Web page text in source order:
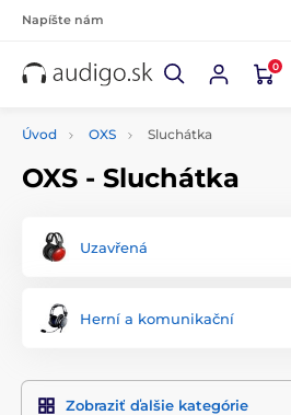
Napíšte nám
0
Úvod OXS Sluchátka
OXS - Sluchátka
Uzavřená
Herní a komunikační
Zobraziť ďalšie kategórie